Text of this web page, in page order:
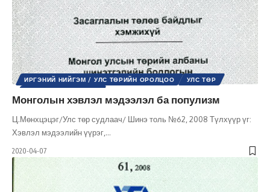
ИРГЭНИЙ НИЙГЭМ / УЛС ТӨРИЙН ОРОЛЦОО
УЛС ТӨР
Монголын хэвлэл мэдээлэл ба популизм
Ц.Мөнхцэцэг/Улс төр судлаач/ Шинэ толь №62, 2008 Түлхүүр үг:
Хэвлэл мэдээлийн үүрэг, …
2020-04-07